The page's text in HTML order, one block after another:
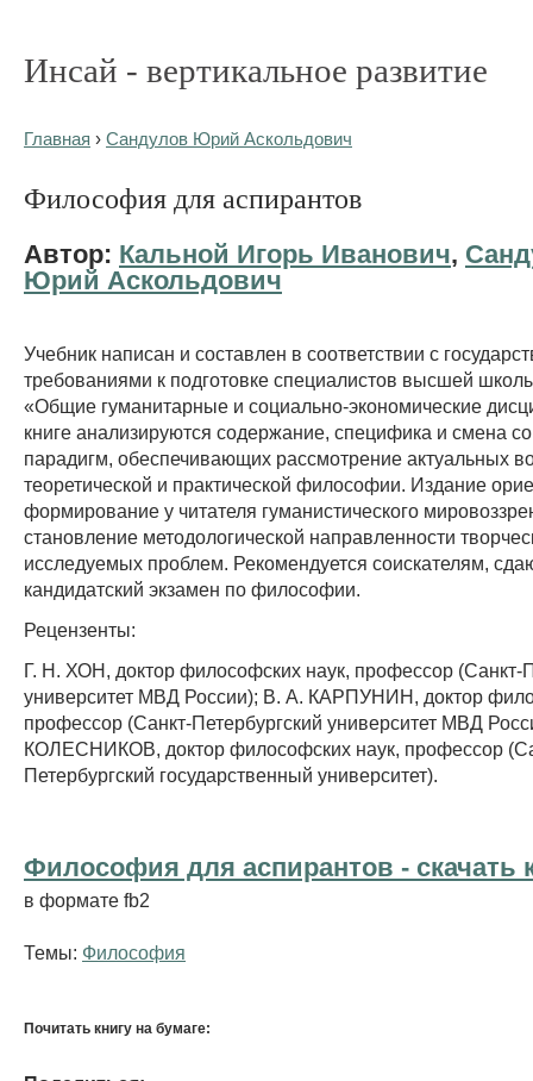
Инсай - вертикальное развитие
Главная › Сандулов Юрий Аскольдович
Философия для аспирантов
Автор: Кальной Игорь Иванович,
Юрий Аскольдович
Учебник написан и составлен в соответствии с
требованиями к подготовке специалистов высшей
«Общие гуманитарные и социально-экономические
книге анализируются содержание, специфика и смена
парадигм, обеспечивающих рассмотрение актуальных
теоретической и практической философии. Издание
формирование у читателя гуманистического
становление методологической направленности
исследуемых проблем. Рекомендуется соискателям,
кандидатский экзамен по философии.
Рецензенты:
Г. Н. ХОН, доктор философских наук, профессор (Санкт-
университет МВД России); В. А. КАРПУНИН, доктор
профессор (Санкт-Петербургский университет МВД
КОЛЕСНИКОВ, доктор философских наук, профессор
Петербургский государственный университет).
Философия для аспирантов - cкачать
в формате fb2
Темы: Философия
Почитать книгу на бумаге: